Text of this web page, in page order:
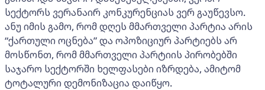
სექტორს ვერანაირ კონკურენციას ვერ გაუწევსო.
ანუ იმის გამო, რომ დღეს მმართველი პარტია არის
“ქართული ოცნება” და ოპოზიციურ პარტიებს არ
მოსწონთ, რომ მმართველი პარტიის პირობებში
საჯარო სექტორში ხელფასები იზრდება, ამიტომ
ტოტალური დემონიზაცია დაიწყო.